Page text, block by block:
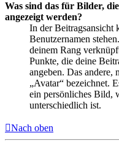
Was sind das für Bilder,
angezeigt werden?
In der Beitragsansicht
Benutzernamen
deinem Rang
Punkte, die deine
angeben. Das andere,
„Avatar“ bezeichnet.
ein persönliches Bild,
unterschiedlich ist.
Nach oben